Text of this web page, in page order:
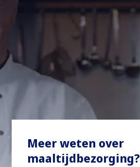
Meer weten over
maaltijdbezorging?